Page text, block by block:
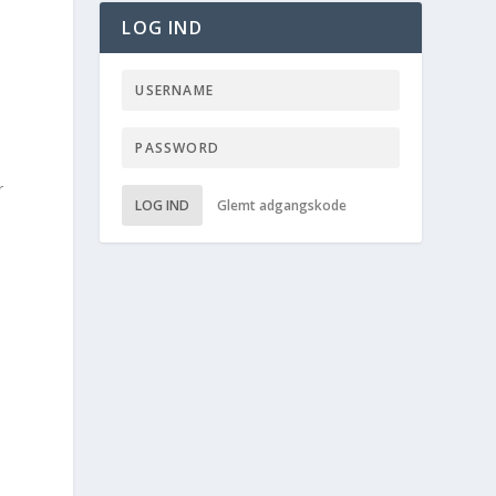
LOG IND
LOG IND Glemt adgangskode